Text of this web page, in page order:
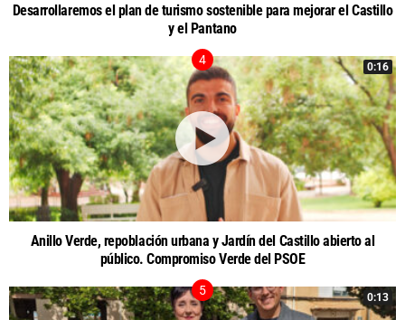
Desarrollaremos el plan de turismo sostenible para mejorar el Castillo
y el Pantano
0:16
Anillo Verde, repoblación urbana y Jardín del Castillo abierto al
público. Compromiso Verde del PSOE
0:13